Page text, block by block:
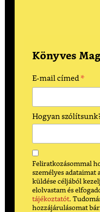
Könyves
E-mail címed*
Hogyan
Feliratkozásommal
személyes adataimat
küldése céljából
elolvastam és
tájékoztatót.
hozzájárulásomat